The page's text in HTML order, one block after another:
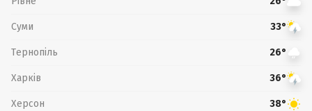
Суми 33°
Тернопіль 26°
Харків 36°
Херсон 38°